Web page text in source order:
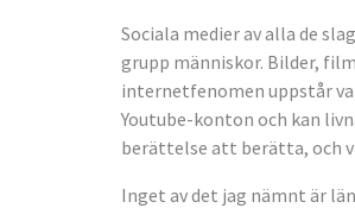
Sociala medier av alla de
grupp människor. Bilder,
internetfenomen uppstår
Youtube-konton och kan
berättelse att berätta, och
Inget av det jag nämnt är